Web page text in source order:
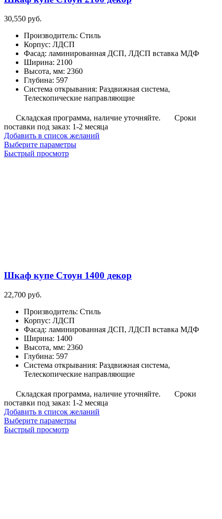
30,550 руб.
Производитель: Стиль
Корпус: ЛДСП
Фасад: ламинированная ДСП, ЛДСП вставка МДФ
Ширина: 2100
Высота, мм: 2360
Глубина: 597
Система открывания: Раздвижная система,
Телескопические направляющие
Складская программа, наличие уточняйте.
Сроки
поставки под заказ: 1-2 месяца
Добавить в список желаний
Выберите параметрыЭтот
Быстрый просмотр
Шкаф купе Стоун 1400 декор
22,700 руб.
Производитель: Стиль
Корпус: ЛДСП
Фасад: ламинированная ДСП, ЛДСП вставка МДФ
Ширина: 1400
Высота, мм: 2360
Глубина: 597
Система открывания: Раздвижная система,
Телескопические направляющие
Складская программа, наличие уточняйте.
Сроки
поставки под заказ: 1-2 месяца
Добавить в список желаний
Выберите параметрыЭтот
Быстрый просмотр